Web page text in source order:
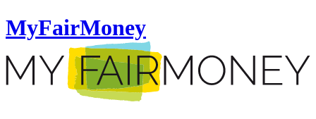
MyFairMoney